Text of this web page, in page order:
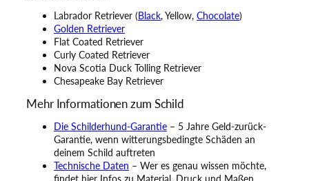
Labrador Retriever (Black, Yellow, Chocolate)
Golden Retriever
Flat Coated Retriever
Curly Coated Retriever
Nova Scotia Duck Tolling Retriever
Chesapeake Bay Retriever
Mehr Informationen zum Schild
Die Schilderhund-Garantie – 5 Jahre Geld-zurück-
Garantie, wenn witterungsbedingte Schäden an
deinem Schild auftreten
Technische Daten – Wer es genau wissen möchte,
findet hier Infos zu Material, Druck und Maßen